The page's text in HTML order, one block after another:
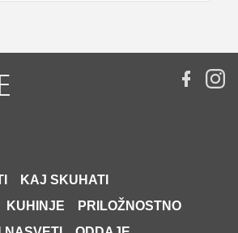
KAJ SKUHATI
KUHINJE
PRILOŽNOSTNO